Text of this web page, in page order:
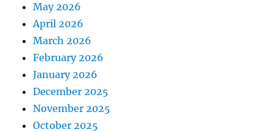
May 2026
April 2026
March 2026
February 2026
January 2026
December 2025
November 2025
October 2025